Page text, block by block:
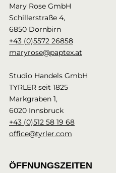
Mary Rose GmbH
Schillerstraße 4,
6850 Dornbirn
+43 (0)5572 26858
maryrose@paptex.at
Studio Handels GmbH
TYRLER seit 1825
Markgraben 1,
6020 Innsbruck
+43 (0)512 58 19 68
office@tyrler.com
ÖFFNUNGSZEITEN